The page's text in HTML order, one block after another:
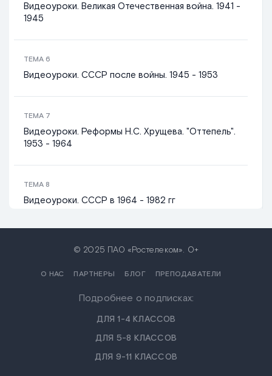
Видеоуроки. Великая Отечественная война. 1941 -
1945
ТЕМА 6
Видеоуроки. СССР после войны. 1945 - 1953
ТЕМА 7
Видеоуроки. Реформы Н.С. Хрущева. "Оттепель".
1953 - 1964
ТЕМА 8
Видеоуроки. СССР в 1964 - 1982 гг
Видеоуроки. Рождение новой России. 1991 - 1999
© 2025 ПАО «Ростелеком». 0+
О НАС ПАРТНЕРЫ БЛОГ ПРЕПОДАВАТЕЛИ
Подробнее о подписках:
ДЛЯ 1-4 КЛАССОВ
ДЛЯ 5-8 КЛАССОВ
ДЛЯ 9-11 КЛАССОВ